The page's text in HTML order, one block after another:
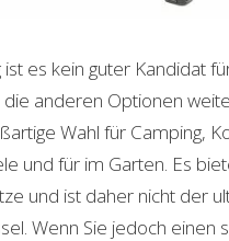
ist es kein guter Kandidat
die anderen Optionen
Wahl für Camping,
und für im Garten. Es
und ist daher nicht der
Wenn Sie jedoch einen